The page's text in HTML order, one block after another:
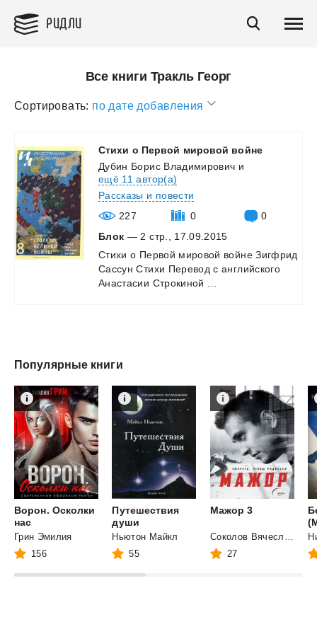
РИДЛИ
Все книги Тракль Георг
Сортировать: по дате добавления
Стихи о Первой мировой войне
Дубин Борис Владимирович и
ещё 11 автор(а)
Рассказы и повести
227
0
0
Блок — 2 стр., 17.09.2015
Стихи о Первой мировой войне Зигфрид
Сассун Стихи Перевод с английского
Анастасии Строкиной
Популярные книги
Ворон. Осколки
нас
Грин Эмилия
156
Путешествия
души
Ньютон Майкл
55
Мажор 3
27